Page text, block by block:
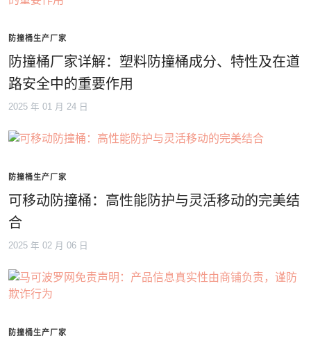
防撞桶生产厂家
防撞桶厂家详解：塑料防撞桶成分、特性及在道
路安全中的重要作用
2025 年 01 月 24 日
防撞桶生产厂家
可移动防撞桶：高性能防护与灵活移动的完美结
合
2025 年 02 月 06 日
防撞桶生产厂家